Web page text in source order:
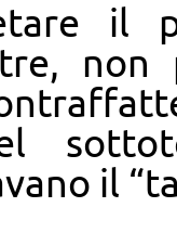
il
non
il